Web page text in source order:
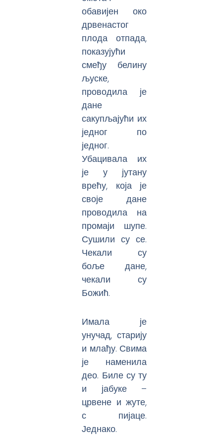
обавијен око
дрвенастог
плода отпада,
показујући
смеђу белину
љуске,
проводила је
дане
сакупљајући их
једног по
једног.
Убацивала их
је у јутану
врећу, која је
своје дане
проводила на
промаји шупе.
Сушили су се.
Чекали су
боље дане,
чекали су
Божић.
Имала је
унучад, старију
и млађу. Свима
је наменила
део. Биле су ту
и јабуке –
црвене и жуте,
с пијаце.
Једнако.